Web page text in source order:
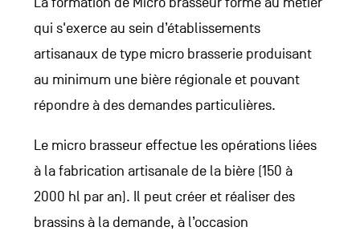
qui s'exerce au sein d’établissements
artisanaux de type micro brasserie produisant
au minimum une bière régionale et pouvant
répondre à des demandes particulières.
Le micro brasseur effectue les opérations liées
à la fabrication artisanale de la bière (150 à
2000 hl par an). Il peut créer et réaliser des
brassins à la demande, à l’occasion